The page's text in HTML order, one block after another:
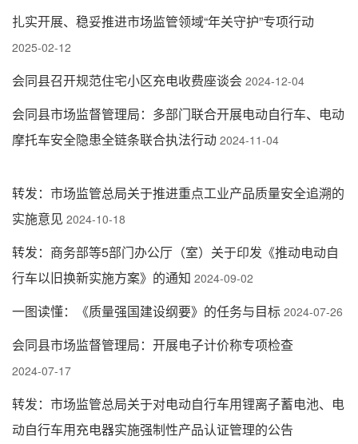
扎实开展、稳妥推进市场监管领域“年关守护”专项行动
2025-02-12
会同县召开规范住宅小区充电收费座谈会 2024-12-04
会同县市场监督管理局：多部门联合开展电动自行车、电动
摩托车安全隐患全链条联合执法行动 2024-11-04
转发：市场监管总局关于推进重点工业产品质量安全追溯的
实施意见 2024-10-18
转发：商务部等5部门办公厅（室）关于印发《推动电动自
行车以旧换新实施方案》的通知 2024-09-02
一图读懂：《质量强国建设纲要》的任务与目标 2024-07-26
会同县市场监督管理局：开展电子计价称专项检查
2024-07-17
转发：市场监管总局关于对电动自行车用锂离子蓄电池、电
动自行车用充电器实施强制性产品认证管理的公告